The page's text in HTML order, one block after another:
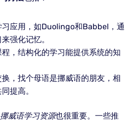
习应用，如Duolingo和Babbel，通
强化记忆。
，结构化的学习能提供系统的知
，找个母语是挪威语的朋友，相
提高。
挪威语学习资源也很重要。一些推